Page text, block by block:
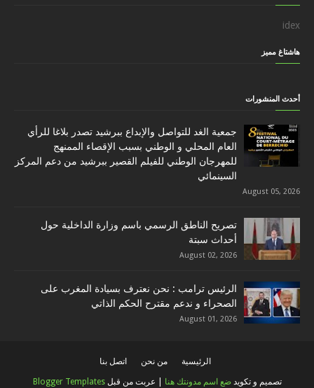
idex
هاشتاغ مميز
أحدث المنشورات
جمعية الغد للتواصل والإبداع ببرشيد تصدر بلاغا للرأي
العام المحلي و الوطني بسبب الإقصاء الممنهج
للمهرجان الوطني للفيلم القصير ببرشيد من دعم المركز
السينمائي
August 05, 2026
تصريح الناطق الرسمي باسم وزارة الداخلية حول
أحداث سبتة
August 02, 2026
الرئيس ترامب : نحن نعترف بسيادة المغرب على
الصحراء و ندعم مقترح الحكم الذاتي
August 01, 2026
الرئيسية من نحن اتصل بنا
تصميم و تكويدضع اسم مدونتك هنا | عربت من قبلBlogger Templates